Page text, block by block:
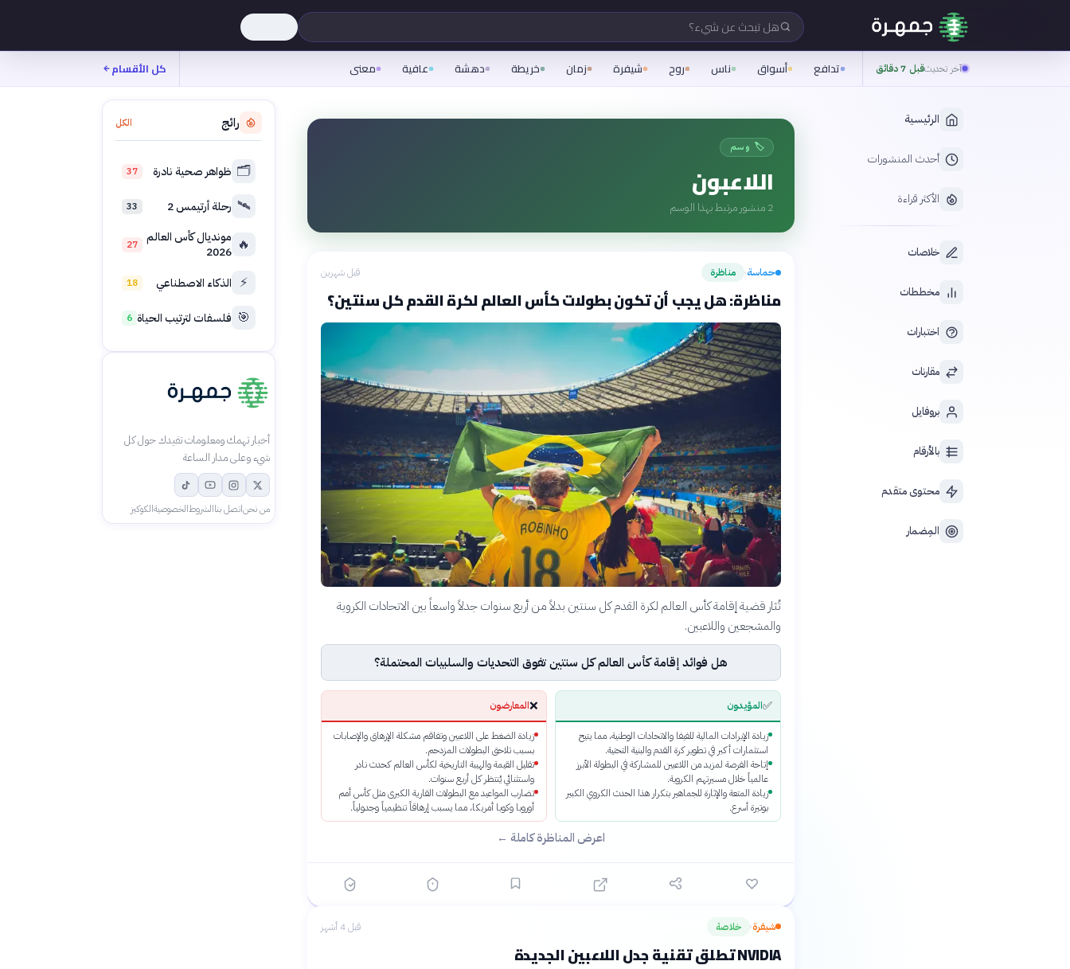
هل تبحث عن شيء؟
آخر تحديثقبل 7 دقائق تدافع أسواق ناس روح شيفرة زمان خريطة دهشة عافية معنى كل الأقسام
الرئيسية
أحدث المنشورات
الأكثر قراءة
خلاصات
مخططات
اختبارات
مقارنات
بروفايل
بالأرقام
محتوى متقدم
المِضمار
🏷️ وسم
اللاعبون
2 منشور مرتبط بهذا الوسم
حماسة› مناظرة قبل شهرين
مناظرة: هل يجب أن تكون بطولات كأس العالم لكرة القدم كل سنتين؟
تُثار قضية إقامة كأس العالم لكرة القدم كل سنتين بدلاً من أربع سنوات جدلاً واسعاً بين الاتحادات الكروية
والمشجعين واللاعبين.
هل فوائد إقامة كأس العالم كل سنتين تفوق التحديات والسلبيات المحتملة؟
✅المؤيدون
زيادة الإيرادات المالية للفيفا والاتحادات الوطنية، مما يتيح
استثمارات أكبر في تطوير كرة القدم والبنية التحتية.
إتاحة الفرصة لمزيد من اللاعبين للمشاركة في البطولة الأبرز
عالمياً خلال مسيرتهم الكروية.
زيادة المتعة والإثارة للجماهير بتكرار هذا الحدث الكروي الكبير
بوتيرة أسرع.
❌المعارضون
زيادة الضغط على اللاعبين وتفاقم مشكلة الإرهاق والإصابات
بسبب تلاحق البطولات المزدحم.
تقليل القيمة والهيبة التاريخية لكأس العالم كحدث نادر
واستثنائي يُنتظر كل أربع سنوات.
تضارب المواعيد مع البطولات القارية الكبرى مثل كأس أمم
أوروبا وكوبا أمريكا، مما يسبب إرهاقاً تنظيمياً وجدولياً.
اعرض المناظرة كاملة ←
شيفرة› خلاصة قبل 4 أشهر
NVIDIA تطلق تقنية جدل اللاعبين الجديدة
رائج الكل
🗂️ ظواهر صحية نادرة 37
🛰️ رحلة أرتيمس 2 33
🔥 مونديال كأس العالم
2026
27
⚡ الذكاء الاصطناعي 18
🎯 فلسفات لترتيب الحياة 6
أخبار تهمك ومعلومات تفيدك حول كل
شيء وعلى مدار الساعة
من نحناتصل بناالشروطالخصوصيةالكوكيز